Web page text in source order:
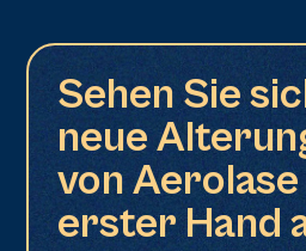
Sehen Sie
neue
von Aerolase
erster Hand